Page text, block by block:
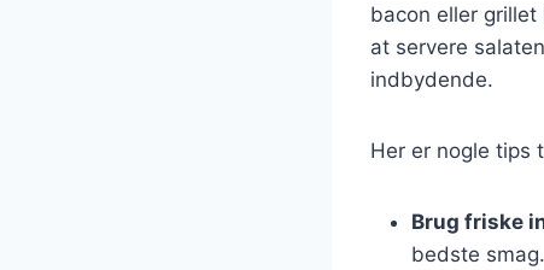
bacon eller
at servere
indbydende.
Her er nogle tips
Brug friske
bedste smag.